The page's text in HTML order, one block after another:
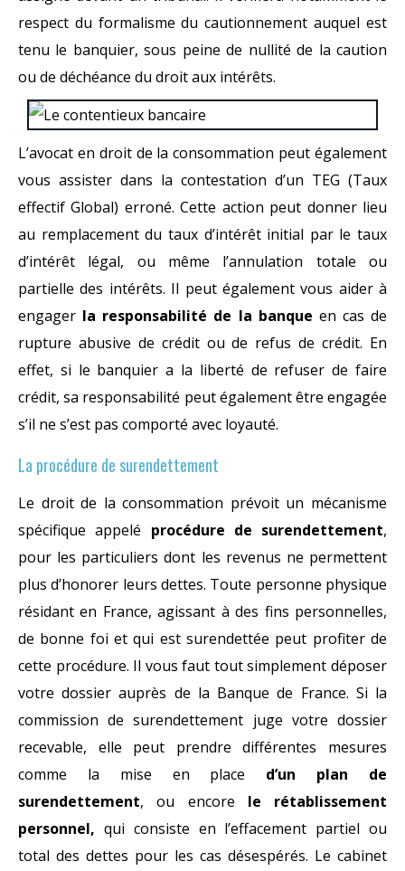
respect du formalisme du cautionnement auquel est
tenu le banquier, sous peine de nullité de la caution
ou de déchéance du droit aux intérêts.
L’avocat en droit de la consommation peut également
vous assister dans la contestation d’un TEG (Taux
effectif Global) erroné. Cette action peut donner lieu
au remplacement du taux d’intérêt initial par le taux
d’intérêt légal, ou même l’annulation totale ou
partielle des intérêts. Il peut également vous aider à
engager la responsabilité de la banque en cas de
rupture abusive de crédit ou de refus de crédit. En
effet, si le banquier a la liberté de refuser de faire
crédit, sa responsabilité peut également être engagée
s’il ne s’est pas comporté avec loyauté.
La procédure de surendettement
Le droit de la consommation prévoit un mécanisme
spécifique appelé procédure de surendettement,
pour les particuliers dont les revenus ne permettent
plus d’honorer leurs dettes. Toute personne physique
résidant en France, agissant à des fins personnelles,
de bonne foi et qui est surendettée peut profiter de
cette procédure. Il vous faut tout simplement déposer
votre dossier auprès de la Banque de France. Si la
commission de surendettement juge votre dossier
recevable, elle peut prendre différentes mesures
comme la mise en place d’un plan de
surendettement, ou encore le rétablissement
personnel, qui consiste en l’effacement partiel ou
total des dettes pour les cas désespérés. Le cabinet